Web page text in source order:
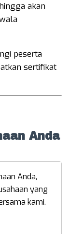
akan
peserta
sertifikat
Anda
Anda,
yang
kami.